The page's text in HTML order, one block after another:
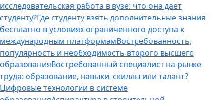
исследовательская работа в вузе: что она дает
студенту?Где студенту взять дополнительные знания
бесплатно в условиях ограниченного доступа к
международным платформамВостребованность,
популярность и необходимость второго высшего
образованияВостребованный специалист на рынке
труда: образование, навыки, скиллы или талант?
Цифровые технологии в системе